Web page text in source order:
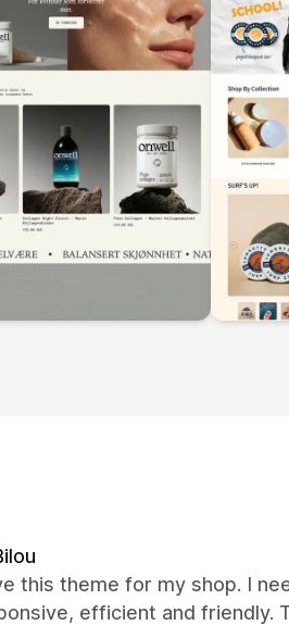
this theme for my shop. I
efficient and friendly.